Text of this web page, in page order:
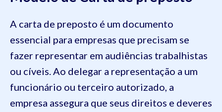
A carta de preposto é um documento
essencial para empresas que precisam se
fazer representar em audiências trabalhistas
ou cíveis. Ao delegar a representação a um
funcionário ou terceiro autorizado, a
empresa assegura que seus direitos e deveres